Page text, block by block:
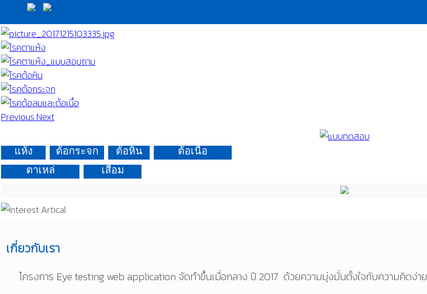
Previous Next
แห้ง
ต้อกระจก
ต้อหิน
ต้อเนื้อ
โรคตาเข หรือ
ตาเหล่
โรควุ้นตา
เสื่อม
เกี่ยวกับเรา
โครงการ Eye testing web application จัดทำขึ้นเมื่อกลาง ปี 2017 ด้วยความมุ่งมั่นตั้งใจกับความคิดง่าย